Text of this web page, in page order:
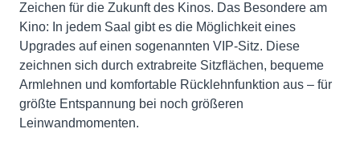
Zeichen für die Zukunft des Kinos. Das Besondere am
Kino: In jedem Saal gibt es die Möglichkeit eines
Upgrades auf einen sogenannten VIP-Sitz. Diese
zeichnen sich durch extrabreite Sitzflächen, bequeme
Armlehnen und komfortable Rücklehnfunktion aus – für
größte Entspannung bei noch größeren
Leinwandmomenten.